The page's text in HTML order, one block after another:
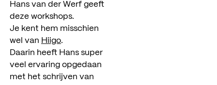
Hans van der Werf geeft
deze workshops.
Je kent hem misschien
wel van Hiigo.
Daarin heeft Hans super
veel ervaring opgedaan
met het schrijven van